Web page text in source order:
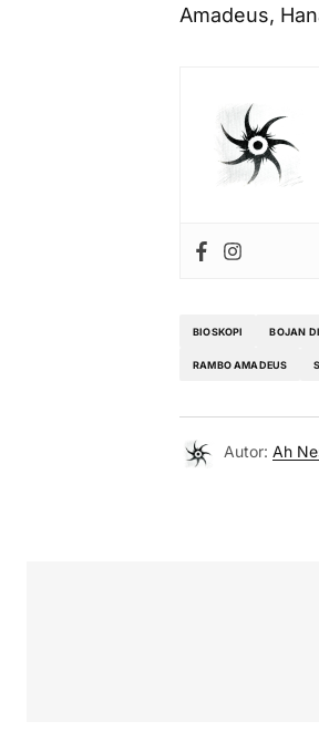
Amadeus,
BIOSKOPI BOJAN
RAMBO AMADEUS
Autor: Ah